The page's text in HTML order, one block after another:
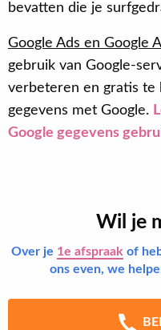
bevatten die je
Google Ads en Google
gebruik van Google-
verbeteren en gratis te
gegevens met Google.
Google gegevens
Wil je
Over je 1e afspraak of
ons even, we